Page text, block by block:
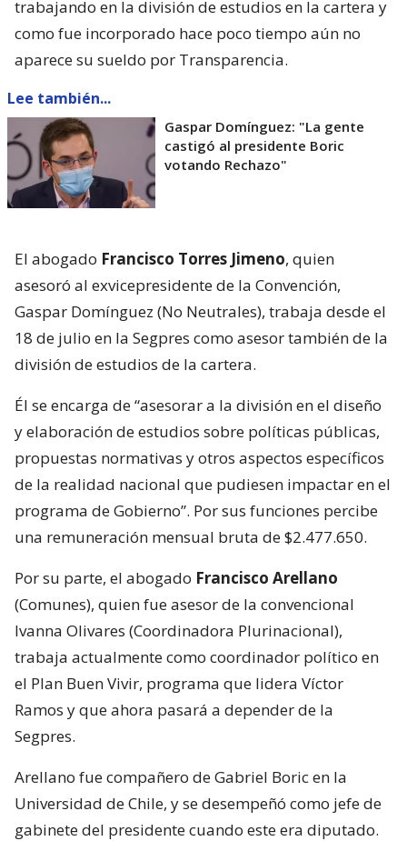
trabajando en la división de estudios en la cartera y
como fue incorporado hace poco tiempo aún no
aparece su sueldo por Transparencia.
Lee también...
Gaspar Domínguez: "La gente
castigó al presidente Boric
votando Rechazo"
El abogado Francisco Torres Jimeno, quien
asesoró al exvicepresidente de la Convención,
Gaspar Domínguez (No Neutrales), trabaja desde el
18 de julio en la Segpres como asesor también de la
división de estudios de la cartera.
Él se encarga de “asesorar a la división en el diseño
y elaboración de estudios sobre políticas públicas,
propuestas normativas y otros aspectos específicos
de la realidad nacional que pudiesen impactar en el
programa de Gobierno”. Por sus funciones percibe
una remuneración mensual bruta de $2.477.650.
Por su parte, el abogado Francisco Arellano
(Comunes), quien fue asesor de la convencional
Ivanna Olivares (Coordinadora Plurinacional),
trabaja actualmente como coordinador político en
el Plan Buen Vivir, programa que lidera Víctor
Ramos y que ahora pasará a depender de la
Segpres.
Arellano fue compañero de Gabriel Boric en la
Universidad de Chile, y se desempeñó como jefe de
gabinete del presidente cuando este era diputado.